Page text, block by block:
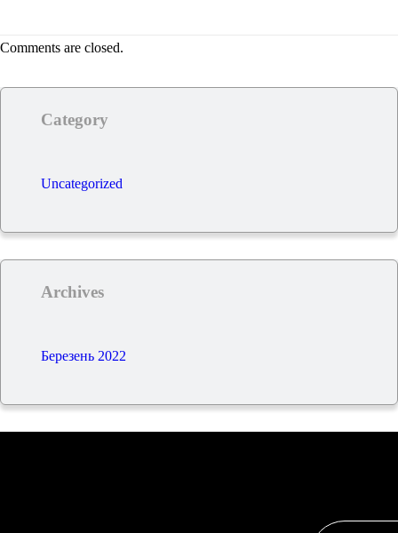
Comments are closed.
Category
Uncategorized
Archives
Березень 2022